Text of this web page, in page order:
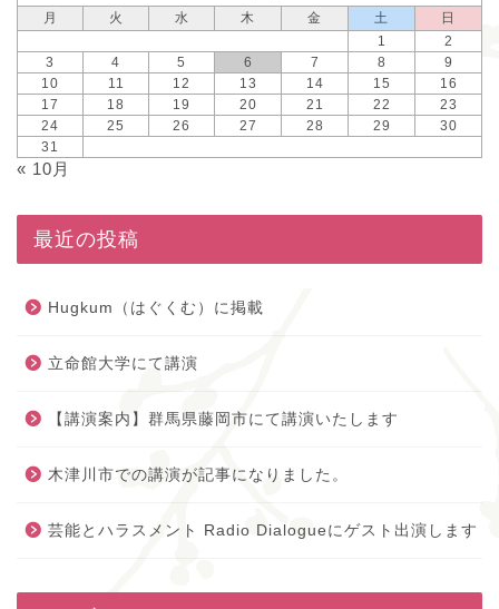
月
火 水 木 金 土
日
1
2
3
4 5 6 7 8
9
10
11 12 13 14 15
16
17
18 19 20 21 22
23
24
25 26 27 28 29
30
31
« 10月
最近の投稿
Hugkum（はぐくむ）に掲載
立命館大学にて講演
【講演案内】群馬県藤岡市にて講演いたします
木津川市での講演が記事になりました。
芸能とハラスメント Radio Dialogueにゲスト出演します